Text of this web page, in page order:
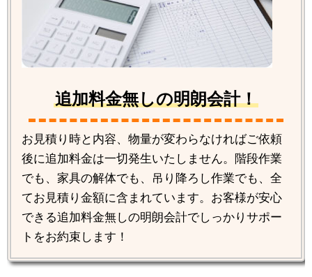
追加料金無しの明朗会計！
お見積り時と内容、物量が変わらなければご依頼
後に追加料金は一切発生いたしません。階段作業
でも、家具の解体でも、吊り降ろし作業でも、全
てお見積り金額に含まれています。お客様が安心
できる追加料金無しの明朗会計でしっかりサポー
トをお約束します！